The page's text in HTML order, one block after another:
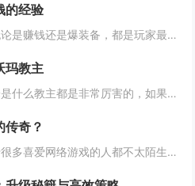
的经验
在新开传奇游戏里面，无论是赚钱还是爆装备，都是玩家最为关心的话题，是玩家讨论的最多的一个话题，有哪些地方是比较容易赚钱和打装备的呢？记得我在这里就和大家一起分享一下打装备和赚钱的一些游戏心得，希望能够帮助大家在传奇中快速的成长。...
玛教主
我们都知道在传奇中无论是什么教主都是非常厉害的，如果我们在游戏中想要单挑教主的话，结局是非常凄凉的。我现在的等级已经达到了30级。我在游戏中选择的是法师职业，不过以我的能力还是没有办法单挑教主，因为这个破事实在是太厉害了，所以想要成功的击...
传奇？
传奇这个游戏，我想对于很多喜爱网络游戏的人都不太陌生，因为就算你没有玩过这个游戏，也一定听说过他的大名，我们在玩传奇的时候都会选择一个自己喜欢的版本和职业，这样在传奇中才能体验到现实生活当中体验不到的乐趣，特别是很多的玩家都比较喜欢在游戏...